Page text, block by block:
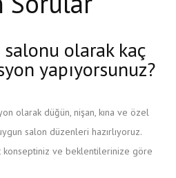
olarak kaç
yapıyorsunuz?
olarak düğün, nişan, kına ve özel
salon düzenleri hazırlıyoruz.
konseptiniz ve beklentilerinize göre